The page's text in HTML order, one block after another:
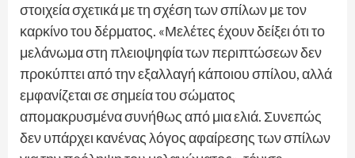
στοιχεία σχετικά με τη σχέση των σπίλων με τον
καρκίνο του δέρματος. «Μελέτες έχουν δείξει ότι το
μελάνωμα στη πλειοψηφία των περιπτώσεων δεν
προκύπτει από την εξαλλαγή κάποιου σπίλου, αλλά
εμφανίζεται σε σημεία του σώματος
απομακρυσμένα συνήθως από μια ελιά. Συνεπώς
δεν υπάρχει κανένας λόγος αφαίρεσης των σπίλων